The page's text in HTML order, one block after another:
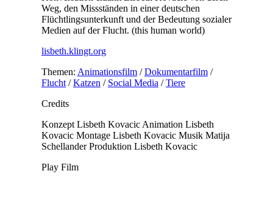
Weg, den Missständen in einer deutschen
Flüchtlingsunterkunft und der Bedeutung sozialer
Medien auf der Flucht. (this human world)
lisbeth.klingt.org
Themen: Animationsfilm/Dokumentarfilm/
Flucht/Katzen / Social Media /Tiere
Credits
Konzept Lisbeth Kovacic Animation Lisbeth
Kovacic Montage Lisbeth Kovacic Musik Matija
Schellander Produktion Lisbeth Kovacic
Play Film